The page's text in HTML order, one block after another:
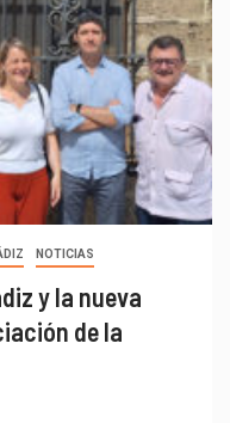
NOTICIAS
y la nueva
de la